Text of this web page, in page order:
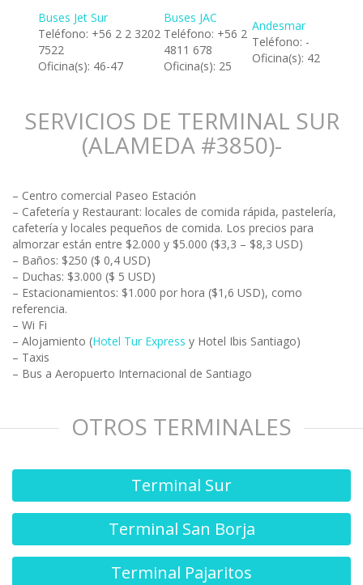
Buses Jet Sur
Teléfono: +56 2 2 3202
7522
Oficina(s): 46-47
Buses JAC
Teléfono: +56 2
4811 678
Oficina(s): 25
Andesmar
Teléfono: -
Oficina(s): 42
SERVICIOS DE TERMINAL SUR
(ALAMEDA #3850)-
– Centro comercial Paseo Estación
– Cafetería y Restaurant: locales de comida rápida, pastelería,
cafetería y locales pequeños de comida. Los precios para
almorzar están entre $2.000 y $5.000 ($3,3 – $8,3 USD)
– Baños: $250 ($ 0,4 USD)
– Duchas: $3.000 ($ 5 USD)
– Estacionamientos: $1.000 por hora ($1,6 USD), como
referencia.
– Wi Fi
– Alojamiento (Hotel Tur Express y Hotel Ibis Santiago)
– Taxis
– Bus a Aeropuerto Internacional de Santiago
OTROS TERMINALES
Terminal Sur
Terminal San Borja
Terminal Pajaritos